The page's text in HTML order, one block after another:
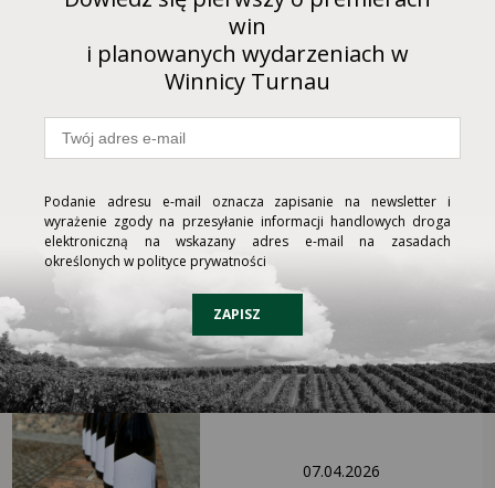
PRZEJDŹ DO KARTY WINA ABY
KUPIĆ
17.09.2025
W sprzedaży jest już piątka win
reprezentujących rocznik 2024!
07.04.2026
win
i planowanych wydarzeniach w
Winnicy Turnau
Podanie adresu e-mail oznacza zapisanie na newsletter i
wyrażenie zgody na przesyłanie informacji handlowych droga
elektroniczną na wskazany adres e-mail na zasadach
określonych w polityce prywatności
ZAPISZ